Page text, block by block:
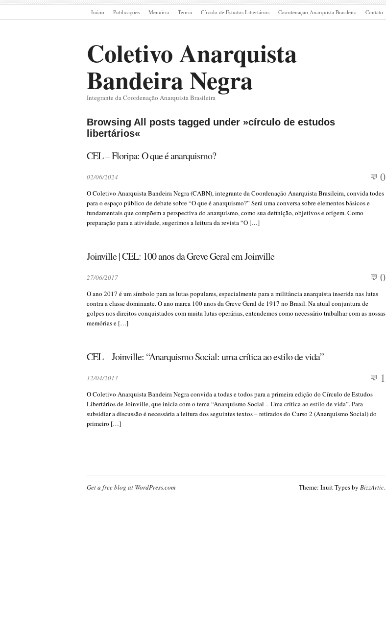
Início Publicações Memória Teoria Círculo de Estudos Libertários Coordenação Anarquista Brasileira Contato
Coletivo Anarquista
Bandeira Negra
Integrante da Coordenação Anarquista Brasileira
Browsing All posts tagged under »círculo de estudos
libertários«
CEL – Floripa: O que é anarquismo?
02/06/2024 0
O Coletivo Anarquista Bandeira Negra (CABN), integrante da Coordenação Anarquista Brasileira, convida todes
para o espaço público de debate sobre “O que é anarquismo?” Será uma conversa sobre elementos básicos e
fundamentais que compõem a perspectiva do anarquismo, como sua definição, objetivos e origem. Como
preparação para a atividade, sugerimos a leitura da revista “O […]
Joinville | CEL: 100 anos da Greve Geral em Joinville
27/06/2017 0
O ano 2017 é um símbolo para as lutas populares, especialmente para a militância anarquista inserida nas lutas
contra a classe dominante. O ano marca 100 anos da Greve Geral de 1917 no Brasil. Na atual conjuntura de
golpes nos direitos conquistados com muita lutas operárias, entendemos como necessário trabalhar com as nossas
memórias e […]
CEL – Joinville: “Anarquismo Social: uma crítica ao estilo de vida”
12/04/2013 1
O Coletivo Anarquista Bandeira Negra convida a todas e todos para a primeira edição do Círculo de Estudos
Libertários de Joinville, que inicia com o tema “Anarquismo Social – Uma crítica ao estilo de vida”. Para
subsidiar a discussão é necessária a leitura dos seguintes textos – retirados do Curso 2 (Anarquismo Social) do
primeiro […]
Get a free blog at WordPress.com Theme: Inuit Types by BizzArtic.